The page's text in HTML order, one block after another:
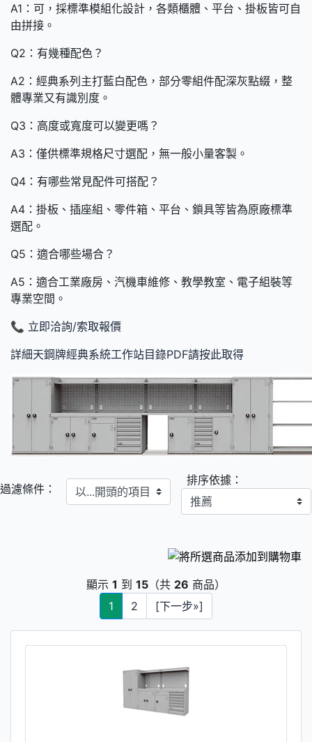
A1：可，採標準模組化設計，各類櫃體、平台、掛板皆可自
由拼接。
Q2：有幾種配色？
A2：經典系列主打藍白配色，部分零組件配深灰點綴，整
體專業又有識別度。
Q3：高度或寬度可以變更嗎？
A3：僅供標準規格尺寸選配，無一般小量客製。
Q4：有哪些常見配件可搭配？
A4：掛板、插座組、零件箱、平台、鎖具等皆為原廠標準
選配。
Q5：適合哪些場合？
A5：適合工業廠房、汽機車維修、教學教室、電子組裝等
專業空間。
📞 立即洽詢/索取報價
詳細天鋼牌經典系統工作站目錄PDF請按此取得
過濾條件： 以...開頭的項目 排序依據：
顯示 1 到 15 （共 26 商品）
1
2 [下一步»]